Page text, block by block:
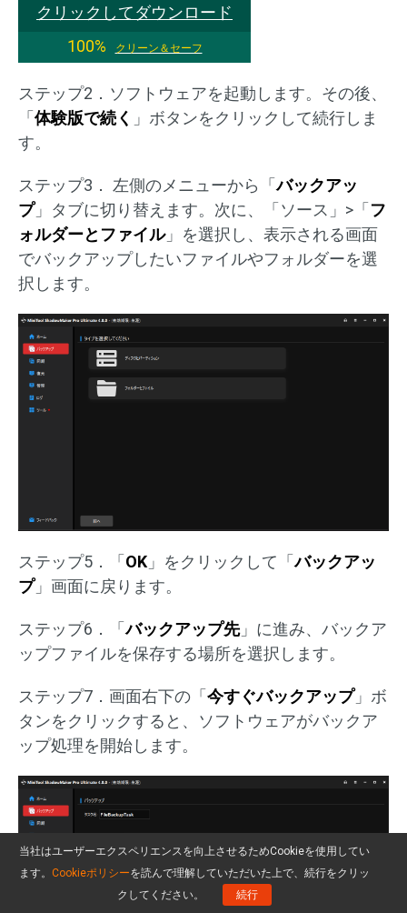
クリックしてダウンロード
100%
クリーン＆セーフ
ステップ2．ソフトウェアを起動します。その後、
「 体験版で続く 」ボタンをクリックして続行しま
す。
ステップ3． 左側のメニューから「バックアッ
プ」タブに切り替えます。次に、「ソース」>「 フ
ォルダーとファイル」を選択し、表示される画面
でバックアップしたいファイルやフォルダーを選
択します。
ステップ5．「 OK 」をクリックして「バックアッ
プ」画面に戻ります。
ステップ6．「バックアップ先」に進み、バックア
ップファイルを保存する場所を選択します。
ステップ7．画面右下の「 今すぐバックアップ」ボ
タンをクリックすると、ソフトウェアがバックア
ップ処理を開始します。
当社はユーザーエクスペリエンスを向上させるためCookieを使用してい
ます。 Cookieポリシーを読んで理解していただいた上で、続行をクリッ
クしてください。
続行